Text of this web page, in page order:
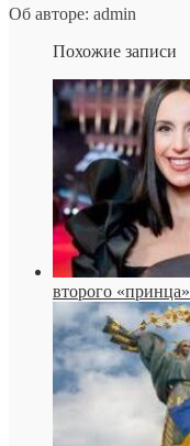
Об авторе: admin
Похожие записи
второго «принца»